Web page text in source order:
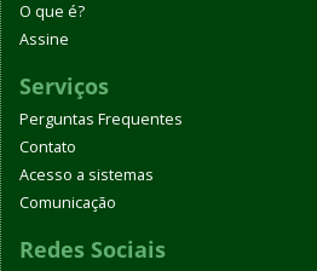
O que é?
Assine
Serviços
Perguntas Frequentes
Contato
Acesso a sistemas
Comunicação
Redes Sociais